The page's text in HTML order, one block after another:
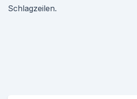
Schlagzeilen.